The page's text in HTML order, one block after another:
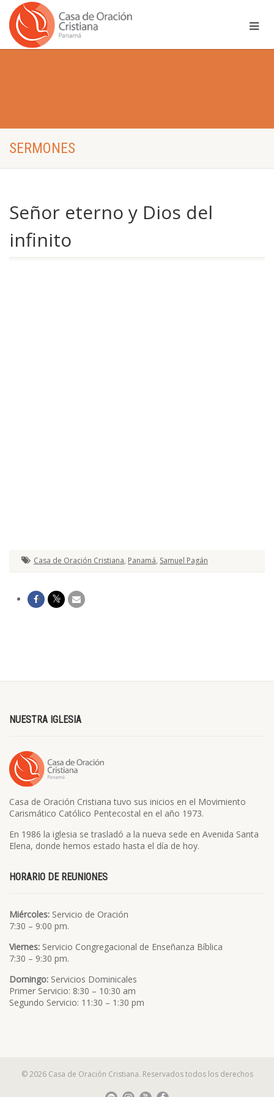
SERMONES
Señor eterno y Dios del
infinito
Casa de Oración Cristiana, Panamá, Samuel Pagán
NUESTRA IGLESIA
Casa de Oración Cristiana tuvo sus inicios en el Movimiento
Carismático Católico Pentecostal en el año 1973.
En 1986 la iglesia se trasladó a la nueva sede en Avenida Santa
Elena, donde hemos estado hasta el día de hoy.
HORARIO DE REUNIONES
Miércoles: Servicio de Oración
7:30 – 9:00 pm.
Viernes: Servicio Congregacional de Enseñanza Bíblica
7:30 – 9:30 pm.
Domingo: Servicios Dominicales
Primer Servicio: 8:30 – 10:30 am
Segundo Servicio: 11:30 – 1:30 pm
© 2026 Casa de Oración Cristiana. Reservados todos los derechos